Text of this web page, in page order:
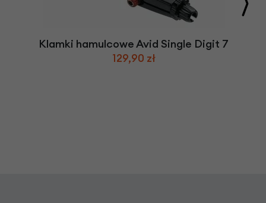
Klamki hamulcowe Avid Single Digit 7
129,90 zł